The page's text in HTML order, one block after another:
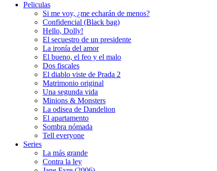
Peliculas
Si me voy, ¿me echarán de menos?
Confidencial (Black bag)
Hello, Dolly!
El secuestro de un presidente
La ironía del amor
El bueno, el feo y el malo
Dos fiscales
El diablo viste de Prada 2
Matrimonio original
Una segunda vida
Minions & Monsters
La odisea de Dandelion
El apartamento
Sombra nómada
Tell everyone
Series
La más grande
Contra la ley